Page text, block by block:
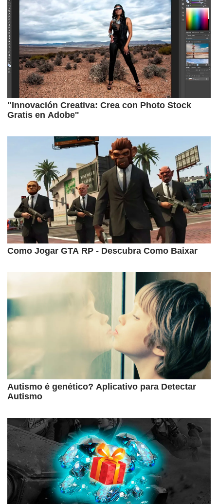
"Innovación Creativa: Crea con Photo Stock
Gratis en Adobe''
Como Jogar GTA RP - Descubra Como Baixar
Autismo é genético? Aplicativo para Detectar
Autismo